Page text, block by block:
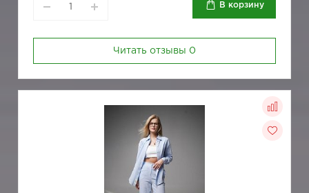
В корзину
Читать отзывы 0